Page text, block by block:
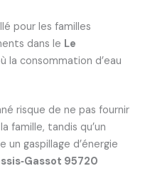
pour les familles
dans le Le
la consommation d’eau
risque de ne pas fournir
famille, tandis qu’un
gaspillage d’énergie
95720